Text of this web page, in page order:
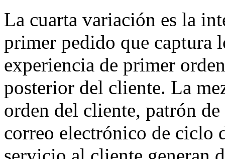
La cuarta variación es la
primer pedido que captura
experiencia de primer
posterior del cliente. La
orden del cliente, patrón
correo electrónico de ciclo